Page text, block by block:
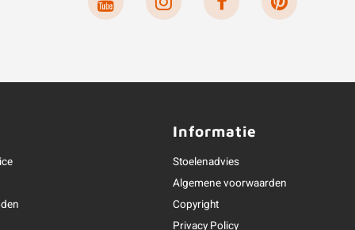
Informatie
Stoelenadvies
Algemene voorwaarden
Copyright
Privacy Policy